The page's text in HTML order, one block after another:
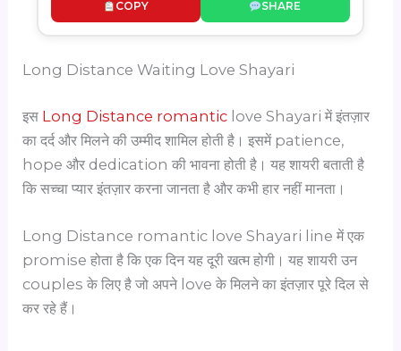
COPY SHARE
Long Distance Waiting Love Shayari
इस Long Distance romantic love Shayari में इंतज़ार
का दर्द और मिलने की उम्मीद शामिल होती है। इसमें patience,
hope और dedication की भावना होती है। यह शायरी बताती है
कि सच्चा प्यार इंतज़ार करना जानता है और कभी हार नहीं मानता।
Long Distance romantic love Shayari line में एक
promise होता है कि एक दिन यह दूरी खत्म होगी। यह शायरी उन
couples के लिए है जो अपने love के मिलने का इंतज़ार पूरे दिल से
कर रहे हैं।